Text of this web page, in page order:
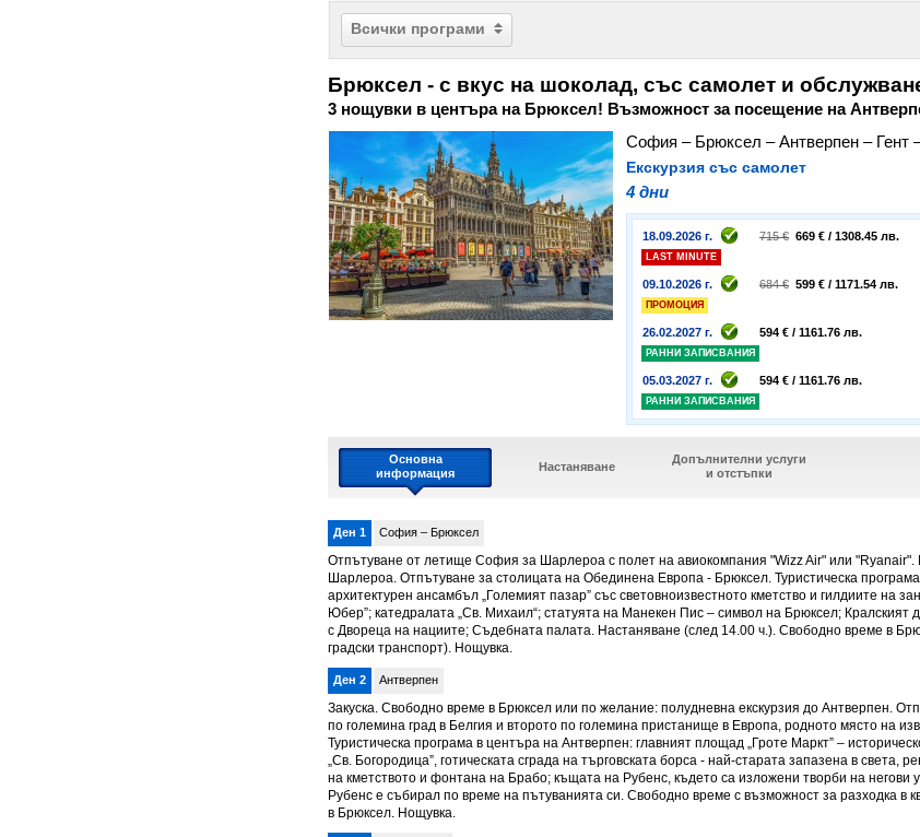
Всички програми
Брюксел - с вкус на шоколад, със самолет и
3 нощувки в центъра на Брюксел! Възможност за посещение на
София – Брюксел – Антверпен –
Екскурзия със самолет
4 дни
18.09.2026 г. 715 € 669 € / 1308.45 лв.
LAST MINUTE
09.10.2026 г. 684 € 599 € / 1171.54 лв.
ПРОМОЦИЯ
26.02.2027 г. 594 € / 1161.76 лв.
РАННИ ЗАПИСВАНИЯ
05.03.2027 г. 594 € / 1161.76 лв.
РАННИ ЗАПИСВАНИЯ
Основна
информация
Настаняване
Допълнителни услуги
и отстъпки
Ден 1 София – Брюксел
Отпътуване от летище София за Шарлероа с полет на авиокомпания "Wizz Air" или "Ryanair".
Шарлероа. Отпътуване за столицата на Обединена Европа - Брюксел. Туристическа
архитектурен ансамбъл „Големият пазар” със световноизвестното кметство и гилдиите на
Юбер”; катедралата „Св. Михаил“; статуята на Манекен Пис – символ на Брюксел; Кралският
с Двореца на нациите; Съдебната палата. Настаняване (след 14.00 ч.). Свободно време в
градски транспорт). Нощувка.
Ден 2 Антверпен
Закуска. Свободно време в Брюксел или по желание: полудневна екскурзия до Антверпен.
по големина град в Белгия и второто по големина пристанище в Европа, родното място на
Туристическа програма в центъра на Антверпен: главният площад „Гроте Маркт” –
„Св. Богородица”, готическата сграда на търговската борса - най-старата запазена в света,
на кметството и фонтана на Брабо; къщата на Рубенс, където са изложени творби на негови
Рубенс е събирал по време на пътуванията си. Свободно време с възможност за разходка в
в Брюксел. Нощувка.